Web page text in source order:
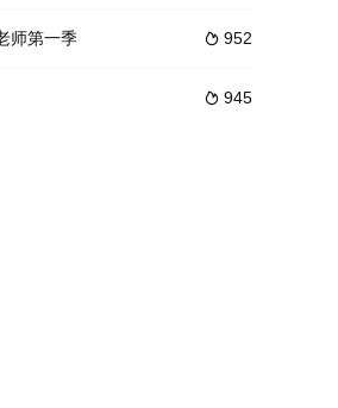
子供になった。そ
辑，但由于调动去了不习惯的女性杂志。在那
 952
师第一季
 945